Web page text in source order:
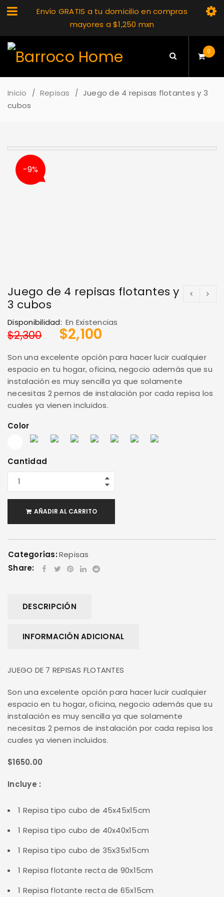
Envío GRATIS a tu domicilio en compras
mayores a $1,250 mxn
0
Inicio / Repisas / Juego de 4 repisas flotantes y 3
cubos
-9%
Juego de 4 repisas flotantes y
3 cubos
Disponibilidad: En Existencias
$2,300 $2,100
Son una excelente opción para hacer lucir cualquier
espacio en tu hogar, oficina, negocio además que su
instalación es muy sencilla ya que solamente
necesitas 2 pernos de instalación por cada repisa los
cuales ya vienen incluidos.
Color
Cantidad
AÑADIR AL CARRITO
Categorías:Repisas
Share:
DESCRIPCIÓN
INFORMACIÓN ADICIONAL
JUEGO DE 7 REPISAS FLOTANTES
Son una excelente opción para hacer lucir cualquier
espacio en tu hogar, oficina, negocio además que su
instalación es muy sencilla ya que solamente
necesitas 2 pernos de instalación por cada repisa los
cuales ya vienen incluidos.
$1650.00
Incluye :
1 Repisa tipo cubo de 45x45x15cm
1 Repisa tipo cubo de 40x40x15cm
1 Repisa tipo cubo de 35x35x15cm
1 Repisa flotante recta de 90x15cm
1 Repisa flotante recta de 65x15cm